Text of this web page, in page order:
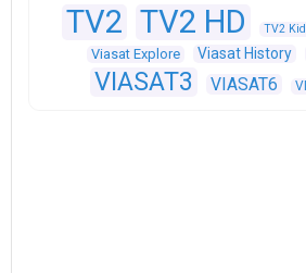
TV2 TV2 HD TV2
Viasat Explore Viasat History
VIASAT3 VIASAT6